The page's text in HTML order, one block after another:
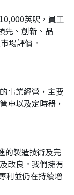
英呎，員工
先、創新、品
場評價。
事業經營，主要
車以及定時器，
的製造技術及完
改良。我們擁有
利並仍在持續增